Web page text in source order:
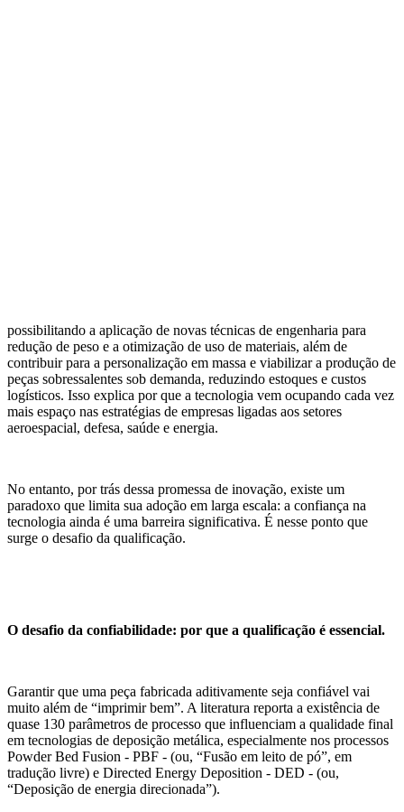
possibilitando a aplicação de novas técnicas de engenharia para
redução de peso e a otimização de uso de materiais, além de
contribuir para a personalização em massa e viabilizar a produção de
peças sobressalentes sob demanda, reduzindo estoques e custos
logísticos. Isso explica por que a tecnologia vem ocupando cada vez
mais espaço nas estratégias de empresas ligadas aos setores
aeroespacial, defesa, saúde e energia.
No entanto, por trás dessa promessa de inovação, existe um
paradoxo que limita sua adoção em larga escala: a confiança na
tecnologia ainda é uma barreira significativa. É nesse ponto que
surge o desafio da qualificação.
O desafio da confiabilidade: por que a qualificação é essencial.
Garantir que uma peça fabricada aditivamente seja confiável vai
muito além de “imprimir bem”. A literatura reporta a existência de
quase 130 parâmetros de processo que influenciam a qualidade final
em tecnologias de deposição metálica, especialmente nos processos
Powder Bed Fusion - PBF - (ou, “Fusão em leito de pó”, em
tradução livre) e Directed Energy Deposition - DED - (ou,
“Deposição de energia direcionada”).